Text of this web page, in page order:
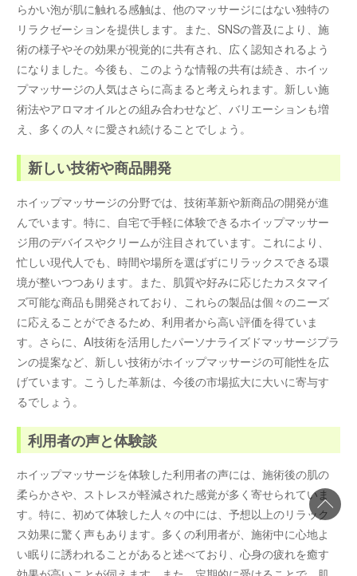
らかい泡が肌に触れる感触は、他のマッサージにはない独特の
リラクゼーションを提供します。また、SNSの普及により、施
術の様子やその効果が視覚的に共有され、広く認知されるよう
になりました。今後も、このような情報の共有は続き、ホイッ
プマッサージの人気はさらに高まると考えられます。新しい施
術法やアロマオイルとの組み合わせなど、バリエーションも増
え、多くの人々に愛され続けることでしょう。
新しい技術や商品開発
ホイップマッサージの分野では、技術革新や新商品の開発が進
んでいます。特に、自宅で手軽に体験できるホイップマッサー
ジ用のデバイスやクリームが注目されています。これにより、
忙しい現代人でも、時間や場所を選ばずにリラックスできる環
境が整いつつあります。また、肌質や好みに応じたカスタマイ
ズ可能な商品も開発されており、これらの製品は個々のニーズ
に応えることができるため、利用者から高い評価を得ていま
す。さらに、AI技術を活用したパーソナライズドマッサージプラ
ンの提案など、新しい技術がホイップマッサージの可能性を広
げています。こうした革新は、今後の市場拡大に大いに寄与す
るでしょう。
利用者の声と体験談
ホイップマッサージを体験した利用者の声には、施術後の肌の
柔らかさや、ストレスが軽減された感覚が多く寄せられていま
す。特に、初めて体験した人々の中には、予想以上のリラック
ス効果に驚く声もあります。多くの利用者が、施術中に心地よ
い眠りに誘われることがあると述べており、心身の疲れを癒す